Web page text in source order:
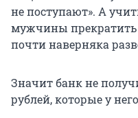
не поступают». А
мужчины
почти наверняка
Значит банк не
рублей, которые у